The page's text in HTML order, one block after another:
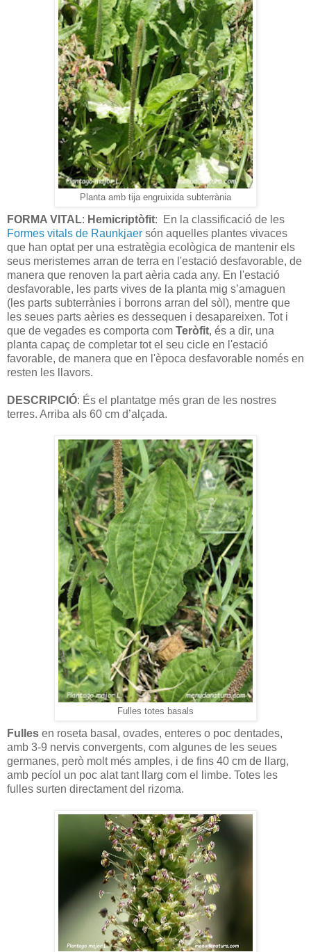
Planta amb tija engruixida subterrània
FORMA VITAL: Hemicriptòfit:
En la classificació de les
Formes vitals de Raunkjaer són aquelles plantes vivaces
que han optat per una estratègia ecològica de mantenir els
seus meristemes arran de terra en l'estació desfavorable, de
manera que renoven la part aèria cada any. En l'estació
desfavorable, les parts vives de la planta mig s’amaguen
(les parts subterrànies i borrons arran del sòl), mentre que
les seues parts aèries es dessequen i desapareixen. Tot i
que de vegades es comporta com Teròfit, és a dir, una
planta capaç de completar tot el seu cicle en l'estació
favorable, de manera que en l'època desfavorable només en
resten les llavors.
DESCRIPCIÓ: És el plantatge més gran de les nostres
terres. Arriba als 60 cm d’alçada.
Fulles totes basals
Fulles en roseta basal, ovades, enteres o poc dentades,
amb 3-9 nervis convergents, com algunes de les seues
germanes, però molt més amples, i de fins 40 cm de llarg,
amb pecíol un poc alat tant llarg com el limbe. Totes les
fulles surten directament del rizoma.